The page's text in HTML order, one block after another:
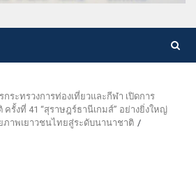
ระทรวงการท่องเที่ยวและกีฬา เปิดการ
รั้งที่ 41 “สุราษฎร์ธานีเกมส์” อย่างยิ่งใหญ่
าพเยาวชนไทยสู่ระดับนานาชาติ